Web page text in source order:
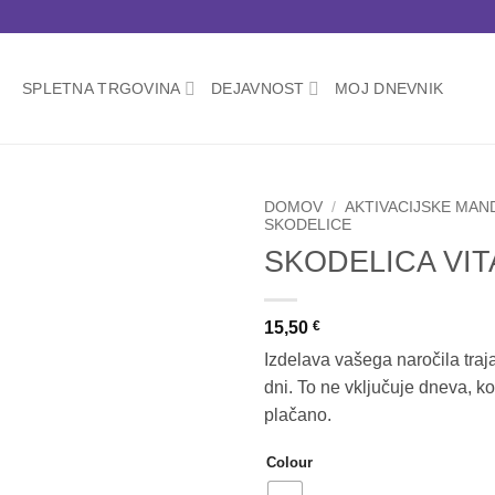
SPLETNA TRGOVINA DEJAVNOST MOJ DNEVNIK
DOMOV / AKTIVACIJSKE
SKODELICE
SKODELICA
15,50 €
Izdelava vašega naročila
dni. To ne vključuje dneva,
plačano.
Colour